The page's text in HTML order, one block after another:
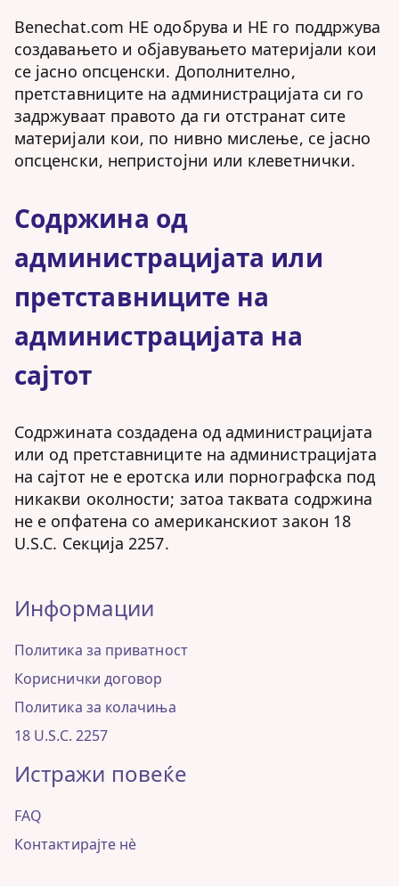
Benechat.com НЕ одобрува и НЕ го поддржува
создавањето и објавувањето материјали кои
се јасно опсценски. Дополнително,
претставниците на администрацијата си го
задржуваат правото да ги отстранат сите
материјали кои, по нивно мислење, се јасно
опсценски, непристојни или клеветнички.
Содржина од
администрацијата или
претставниците на
администрацијата на
сајтот
Содржината создадена од администрацијата
или од претставниците на администрацијата
на сајтот не е еротска или порнографска под
никакви околности; затоа таквата содржина
не е опфатена со американскиот закон 18
U.S.C. Секција 2257.
Информации
Политика за приватност
Кориснички договор
Политика за колачиња
18 U.S.C. 2257
Истражи повеќе
FAQ
Контактирајте нè